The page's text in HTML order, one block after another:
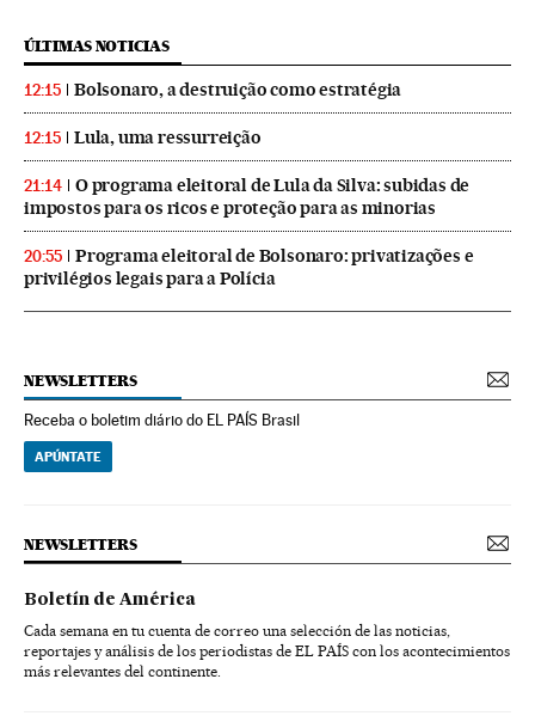
ÚLTIMAS NOTICIAS
12:15 Bolsonaro, a destruição como estratégia
12:15 Lula, uma ressurreição
21:14
O programa eleitoral de Lula da Silva: subidas de
impostos para os ricos e proteção para as minorias
20:55
Programa eleitoral de Bolsonaro: privatizações e
privilégios legais para a Polícia
NEWSLETTERS
Receba o boletim diário do EL PAÍS Brasil
APÚNTATE
NEWSLETTERS
Boletín de América
Cada semana en tu cuenta de correo una selección de las noticias,
reportajes y análisis de los periodistas de EL PAÍS con los acontecimientos
más relevantes del continente.